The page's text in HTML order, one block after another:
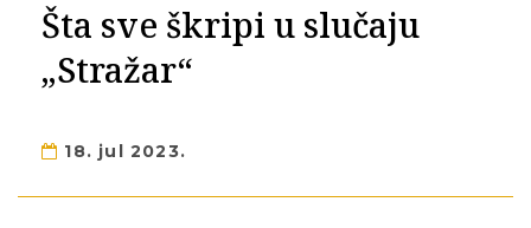
Šta sve škripi u slučaju
„Stražar“
18. jul 2023.